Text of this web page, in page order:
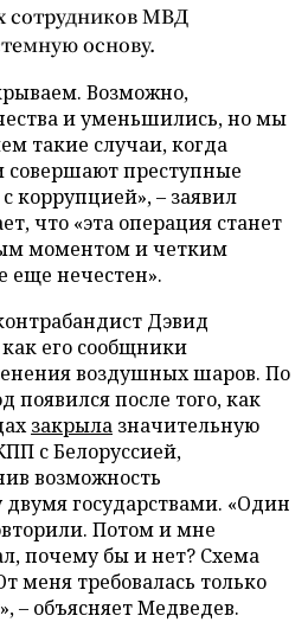
сотрудников МВД
основу.
Возможно,
и уменьшились, но мы
такие случаи, когда
совершают преступные
коррупцией», – заявил
что «эта операция станет
моментом и четким
еще нечестен».
Дэвид
как его сообщники
воздушных шаров. По
появился после того, как
закрыла значительную
с Белоруссией,
возможность
государствами. «Один
Потом и мне
почему бы и нет? Схема
меня требовалась только
– объясняет Медведев.